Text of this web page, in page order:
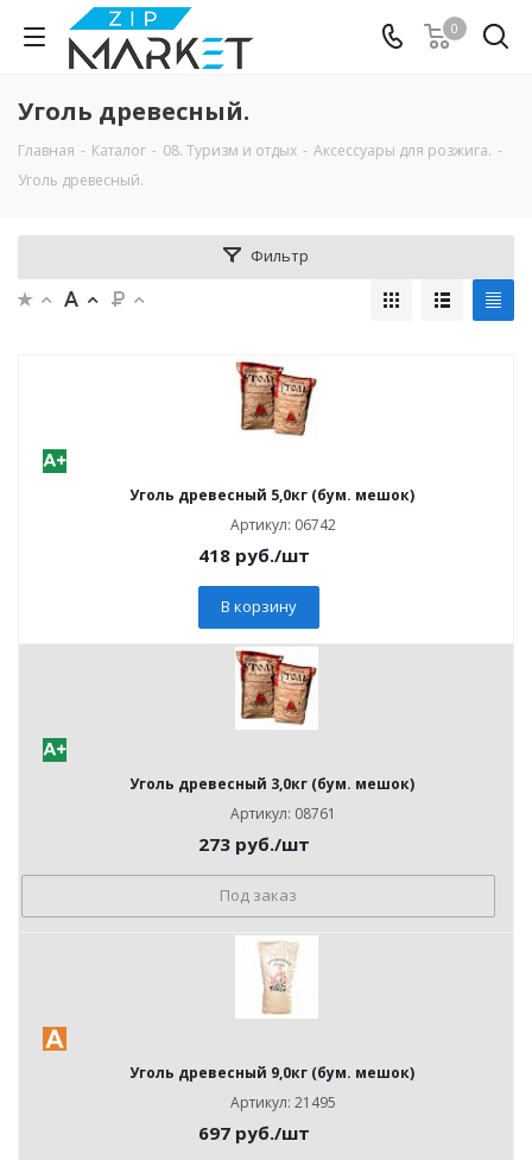
0
Уголь древесный.
Главная - Каталог - 08. Туризм и отдых - Аксессуары для розжига. -
Уголь древесный.
Фильтр
Уголь древесный 5,0кг (бум. мешок)
Артикул: 06742
418 руб./шт
В корзину
Уголь древесный 3,0кг (бум. мешок)
Артикул: 08761
273 руб./шт
Под заказ
Уголь древесный 9,0кг (бум. мешок)
Артикул: 21495
697 руб./шт